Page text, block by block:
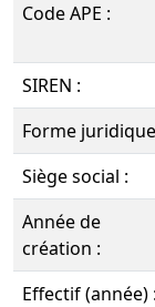
Code APE :
SIREN :
Forme
Siège social :
Année de
création :
Effectif (année) :